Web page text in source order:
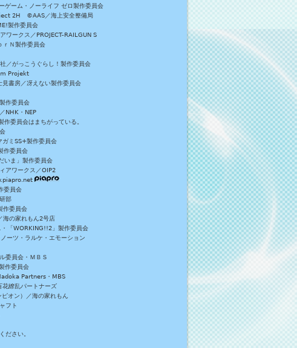
ーム・ノーライフ ゼロ製作委員会
2H ©AAS／海上安全整備局
製作委員会
ークス／PROJECT-RAILGUN S
ｒＮ製作委員会
がっこうぐらし！製作委員会
Projekt
書房／冴えない製作委員会
作委員会
NHK・NEP
委員会はまちがっている。
ミSS+製作委員会
作委員会
いま」製作委員会
アワークス／OIP2
員会
部
作委員会
の家れもん2号店
「WORKING!!2」製作委員会
ーツ・ラルケ・エモーション
委員会・ＭＢＳ
作委員会
Partners・MBS
繚乱パートナーズ
オン）／海の家れもん
フト
ださい。